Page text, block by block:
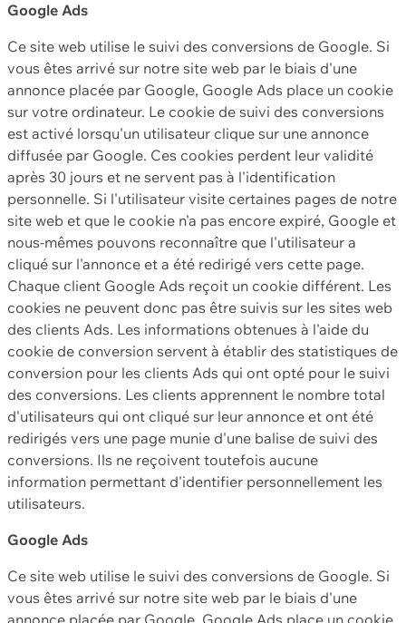
Google Ads
Ce site web utilise le suivi des conversions de Google. Si
vous êtes arrivé sur notre site web par le biais d'une
annonce placée par Google, Google Ads place un cookie
sur votre ordinateur. Le cookie de suivi des conversions
est activé lorsqu'un utilisateur clique sur une annonce
diffusée par Google. Ces cookies perdent leur validité
après 30 jours et ne servent pas à l'identification
personnelle. Si l'utilisateur visite certaines pages de notre
site web et que le cookie n'a pas encore expiré, Google et
nous-mêmes pouvons reconnaître que l'utilisateur a
cliqué sur l'annonce et a été redirigé vers cette page.
Chaque client Google Ads reçoit un cookie différent. Les
cookies ne peuvent donc pas être suivis sur les sites web
des clients Ads. Les informations obtenues à l'aide du
cookie de conversion servent à établir des statistiques de
conversion pour les clients Ads qui ont opté pour le suivi
des conversions. Les clients apprennent le nombre total
d'utilisateurs qui ont cliqué sur leur annonce et ont été
redirigés vers une page munie d'une balise de suivi des
conversions. Ils ne reçoivent toutefois aucune
information permettant d'identifier personnellement les
utilisateurs.
Google Ads
Ce site web utilise le suivi des conversions de Google. Si
vous êtes arrivé sur notre site web par le biais d'une